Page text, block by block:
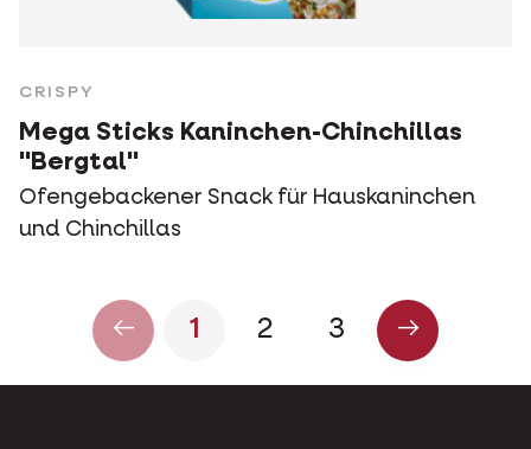
CRISPY
Mega Sticks Kaninchen-Chinchillas
"Bergtal"
Ofengebackener Snack für Hauskaninchen
und Chinchillas
1 2 3